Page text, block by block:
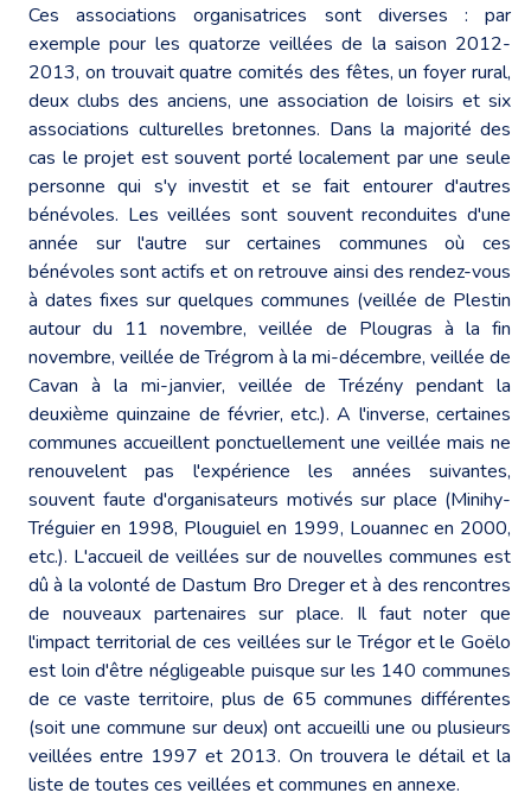
Ces associations organisatrices sont diverses : par
exemple pour les quatorze veillées de la saison 2012-
2013, on trouvait quatre comités des fêtes, un foyer rural,
deux clubs des anciens, une association de loisirs et six
associations culturelles bretonnes. Dans la majorité des
cas le projet est souvent porté localement par une seule
personne qui s'y investit et se fait entourer d'autres
bénévoles. Les veillées sont souvent reconduites d'une
année sur l'autre sur certaines communes où ces
bénévoles sont actifs et on retrouve ainsi des rendez-vous
à dates fixes sur quelques communes (veillée de Plestin
autour du 11 novembre, veillée de Plougras à la fin
novembre, veillée de Trégrom à la mi-décembre, veillée de
Cavan à la mi-janvier, veillée de Trézény pendant la
deuxième quinzaine de février, etc.). A l'inverse, certaines
communes accueillent ponctuellement une veillée mais ne
renouvelent pas l'expérience les années suivantes,
souvent faute d'organisateurs motivés sur place (Minihy-
Tréguier en 1998, Plouguiel en 1999, Louannec en 2000,
etc.). L'accueil de veillées sur de nouvelles communes est
dû à la volonté de Dastum Bro Dreger et à des rencontres
de nouveaux partenaires sur place. Il faut noter que
l'impact territorial de ces veillées sur le Trégor et le Goëlo
est loin d'être négligeable puisque sur les 140 communes
de ce vaste territoire, plus de 65 communes différentes
(soit une commune sur deux) ont accueilli une ou plusieurs
veillées entre 1997 et 2013. On trouvera le détail et la
liste de toutes ces veillées et communes en annexe.